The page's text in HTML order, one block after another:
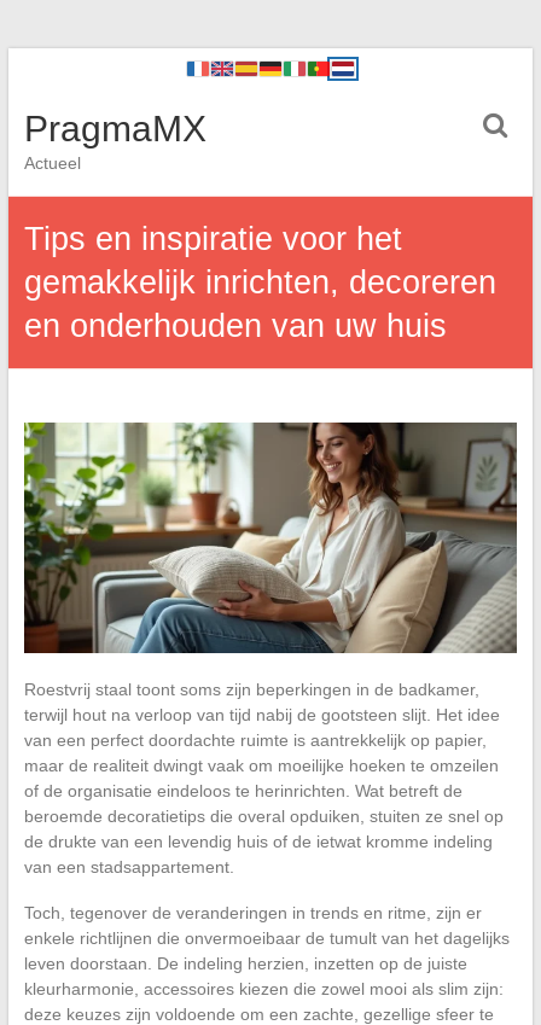
PragmaMX
Actueel
Tips en inspiratie voor het
gemakkelijk inrichten, decoreren
en onderhouden van uw huis
Roestvrij staal toont soms zijn beperkingen in de badkamer,
terwijl hout na verloop van tijd nabij de gootsteen slijt. Het idee
van een perfect doordachte ruimte is aantrekkelijk op papier,
maar de realiteit dwingt vaak om moeilijke hoeken te omzeilen
of de organisatie eindeloos te herinrichten. Wat betreft de
beroemde decoratietips die overal opduiken, stuiten ze snel op
de drukte van een levendig huis of de ietwat kromme indeling
van een stadsappartement.
Toch, tegenover de veranderingen in trends en ritme, zijn er
enkele richtlijnen die onvermoeibaar de tumult van het dagelijks
leven doorstaan. De indeling herzien, inzetten op de juiste
kleurharmonie, accessoires kiezen die zowel mooi als slim zijn:
deze keuzes zijn voldoende om een zachte, gezellige sfeer te